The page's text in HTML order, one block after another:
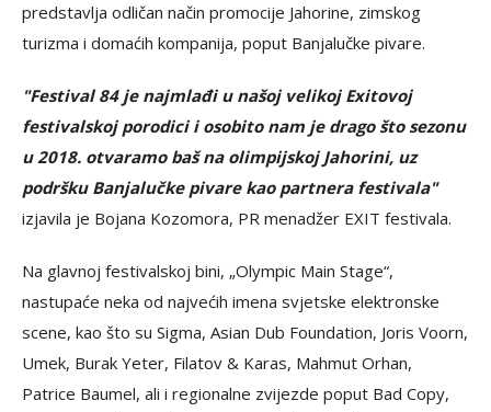
predstavlja odličan način promocije Jahorine, zimskog
turizma i domaćih kompanija, poput Banjalučke pivare.
"Festival 84 je najmlađi u našoj velikoj Exitovoj
festivalskoj porodici i osobito nam je drago što sezonu
u 2018. otvaramo baš na olimpijskoj Jahorini, uz
podršku Banjalučke pivare kao partnera festivala"
izjavila je Bojana Kozomora, PR menadžer EXIT festivala.
Na glavnoj festivalskoj bini, „Olympic Main Stage“,
nastupaće neka od najvećih imena svjetske elektronske
scene, kao što su Sigma, Asian Dub Foundation, Joris Voorn,
Umek, Burak Yeter, Filatov & Karas, Mahmut Orhan,
Patrice Baumel, ali i regionalne zvijezde poput Bad Copy,